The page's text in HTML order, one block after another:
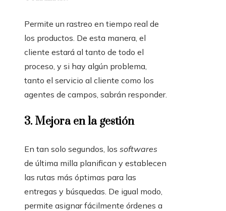
Permite un rastreo en tiempo real de
los productos. De esta manera, el
cliente estará al tanto de todo el
proceso, y si hay algún problema,
tanto el servicio al cliente como los
agentes de campos, sabrán responder.
3. Mejora en la gestión
En tan solo segundos, los softwares
de última milla planifican y establecen
las rutas más óptimas para las
entregas y búsquedas. De igual modo,
permite asignar fácilmente órdenes a